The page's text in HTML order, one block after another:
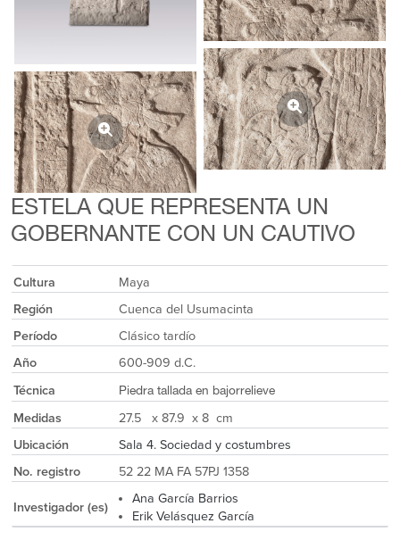
ESTELA QUE REPRESENTA UN
GOBERNANTE CON UN CAUTIVO
Cultura
Maya
Región
Cuenca del Usumacinta
Período
Clásico tardío
Año
600-909 d.C.
Técnica
Piedra tallada en bajorrelieve
Medidas
27.5 x 87.9 x 8 cm
Ubicación
Sala 4. Sociedad y costumbres
No. registro
52 22 MA FA 57PJ 1358
Investigador (es)
Ana García Barrios
Erik Velásquez García